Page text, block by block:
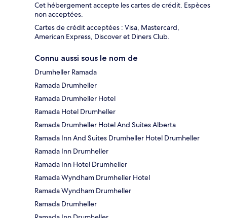
Cet hébergement accepte les cartes de crédit. Espèces
non acceptées.
Cartes de crédit acceptées : Visa, Mastercard,
American Express, Discover et Diners Club.
Connu aussi sous le nom de
Drumheller Ramada
Ramada Drumheller
Ramada Drumheller Hotel
Ramada Hotel Drumheller
Ramada Drumheller Hotel And Suites Alberta
Ramada Inn And Suites Drumheller Hotel Drumheller
Ramada Inn Drumheller
Ramada Inn Hotel Drumheller
Ramada Wyndham Drumheller Hotel
Ramada Wyndham Drumheller
Ramada Drumheller